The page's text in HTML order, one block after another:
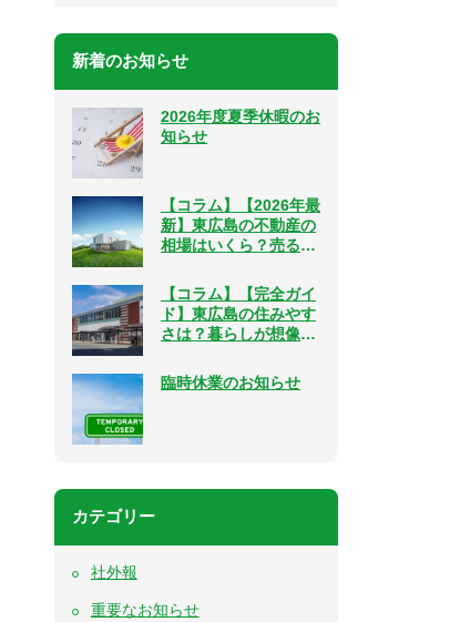
新着のお知らせ
2026年度夏季休暇のお
知らせ
【コラム】【2026年最
新】東広島の不動産の
相場はいくら？売る・
説
【コラム】【完全ガイ
ド】東広島の住みやす
さは？暮らしが想像で
紹介
臨時休業のお知らせ
カテゴリー
社外報
重要なお知らせ